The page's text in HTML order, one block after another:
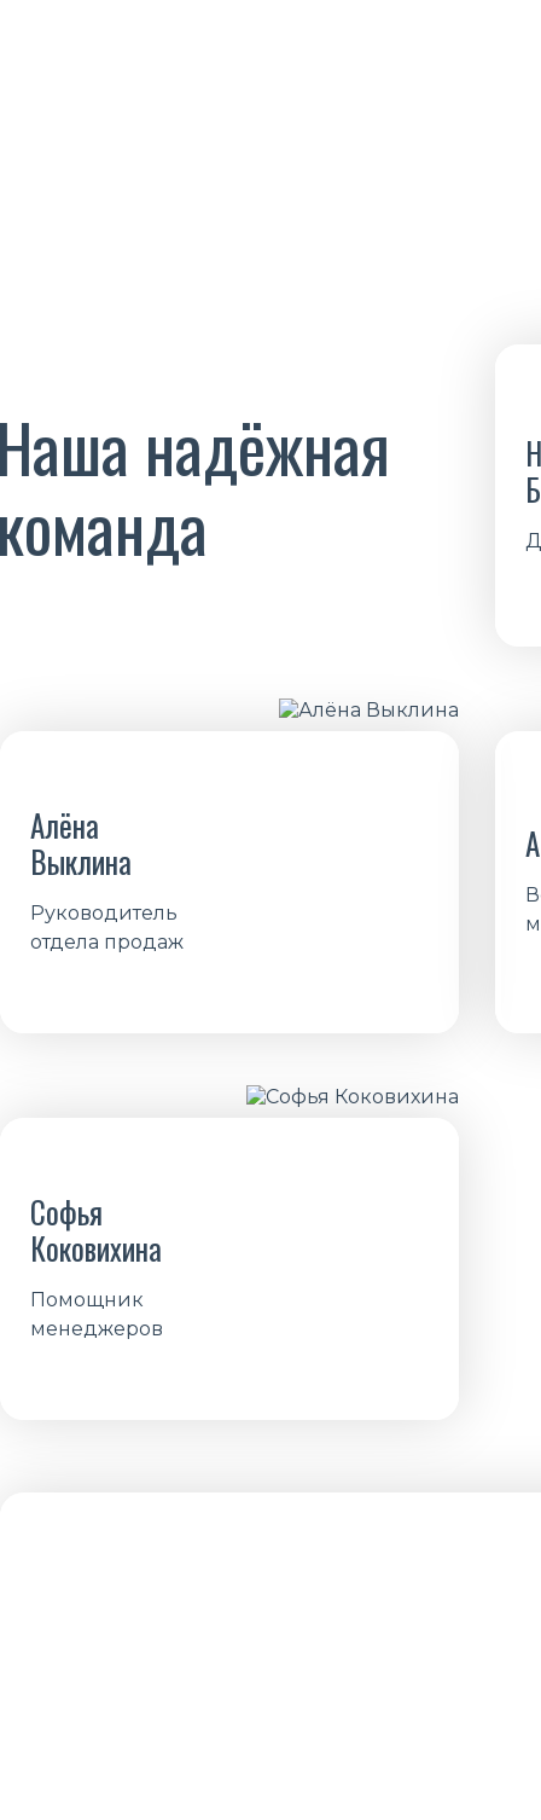
надёжная
Алёна
Выклина
Руководитель
отдела продаж
Софья
Коковихина
Помощник
менеджеров